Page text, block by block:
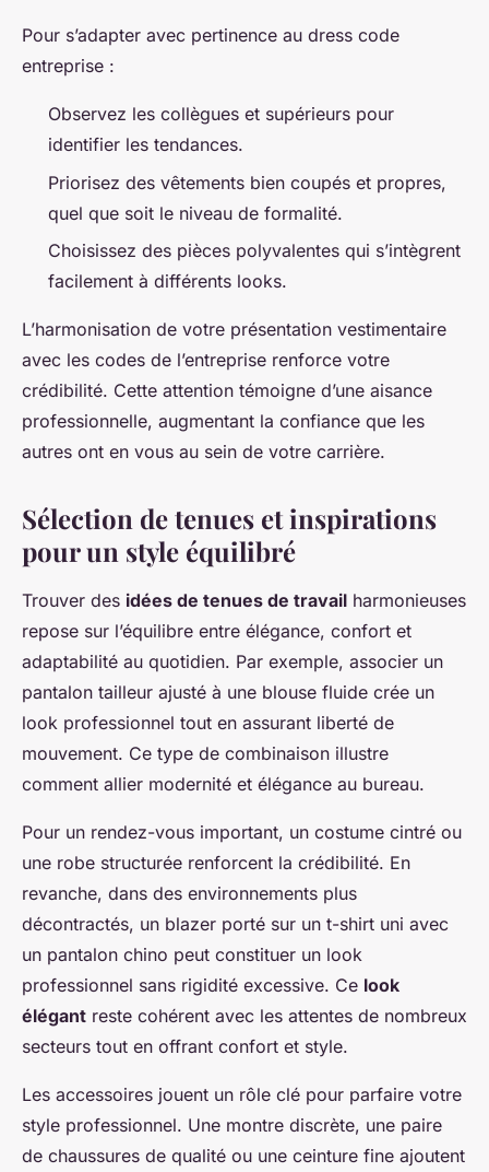
Pour s’adapter avec pertinence au dress code
entreprise :
Observez les collègues et supérieurs pour
identifier les tendances.
Priorisez des vêtements bien coupés et propres,
quel que soit le niveau de formalité.
Choisissez des pièces polyvalentes qui s’intègrent
facilement à différents looks.
L’harmonisation de votre présentation vestimentaire
avec les codes de l’entreprise renforce votre
crédibilité. Cette attention témoigne d’une aisance
professionnelle, augmentant la confiance que les
autres ont en vous au sein de votre carrière.
Sélection de tenues et inspirations
pour un style équilibré
Trouver des idées de tenues de travail harmonieuses
repose sur l’équilibre entre élégance, confort et
adaptabilité au quotidien. Par exemple, associer un
pantalon tailleur ajusté à une blouse fluide crée un
look professionnel tout en assurant liberté de
mouvement. Ce type de combinaison illustre
comment allier modernité et élégance au bureau.
Pour un rendez-vous important, un costume cintré ou
une robe structurée renforcent la crédibilité. En
revanche, dans des environnements plus
décontractés, un blazer porté sur un t-shirt uni avec
un pantalon chino peut constituer un look
professionnel sans rigidité excessive. Ce look
élégant reste cohérent avec les attentes de nombreux
secteurs tout en offrant confort et style.
Les accessoires jouent un rôle clé pour parfaire votre
style professionnel. Une montre discrète, une paire
de chaussures de qualité ou une ceinture fine ajoutent